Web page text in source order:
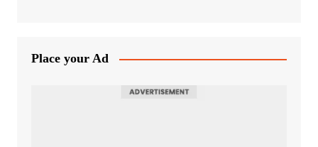
Place your Ad